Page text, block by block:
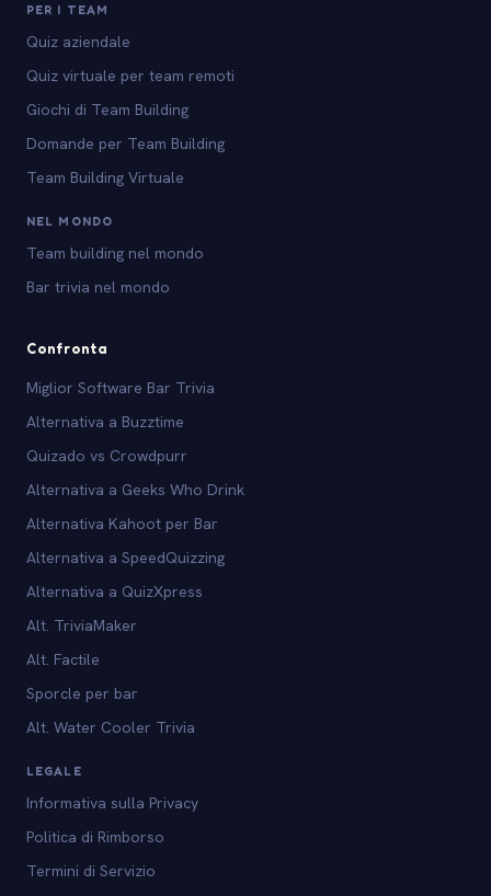
PER I TEAM
Quiz aziendale
Quiz virtuale per team remoti
Giochi di Team Building
Domande per Team Building
Team Building Virtuale
NEL MONDO
Team building nel mondo
Bar trivia nel mondo
Confronta
Miglior Software Bar Trivia
Alternativa a Buzztime
Quizado vs Crowdpurr
Alternativa a Geeks Who Drink
Alternativa Kahoot per Bar
Alternativa a SpeedQuizzing
Alternativa a QuizXpress
Alt. TriviaMaker
Alt. Factile
Sporcle per bar
Alt. Water Cooler Trivia
LEGALE
Informativa sulla Privacy
Politica di Rimborso
Termini di Servizio